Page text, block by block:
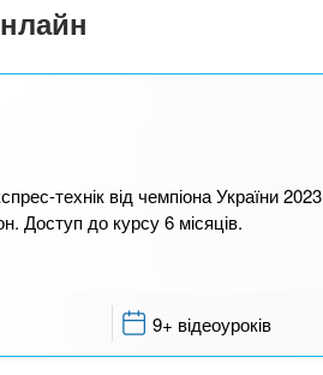
технік від чемпіона України 2023
Доступ до курсу 6 місяців.
9+ відеоуроків